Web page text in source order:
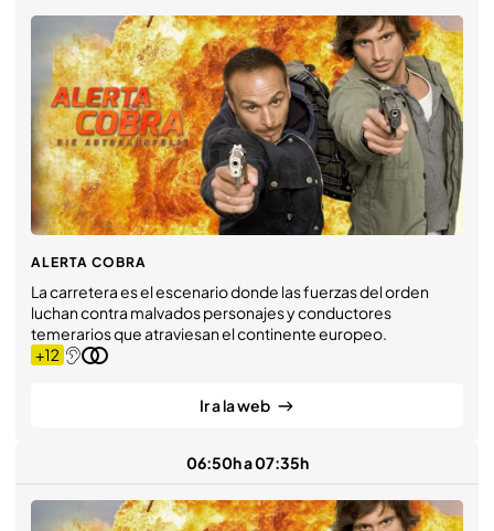
ALERTA COBRA
La carretera es el escenario donde las fuerzas del orden
luchan contra malvados personajes y conductores
temerarios que atraviesan el continente europeo.
Ir a la web
06:50h a 07:35h